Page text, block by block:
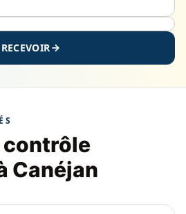
RECEVOIR
contrôle
Canéjan